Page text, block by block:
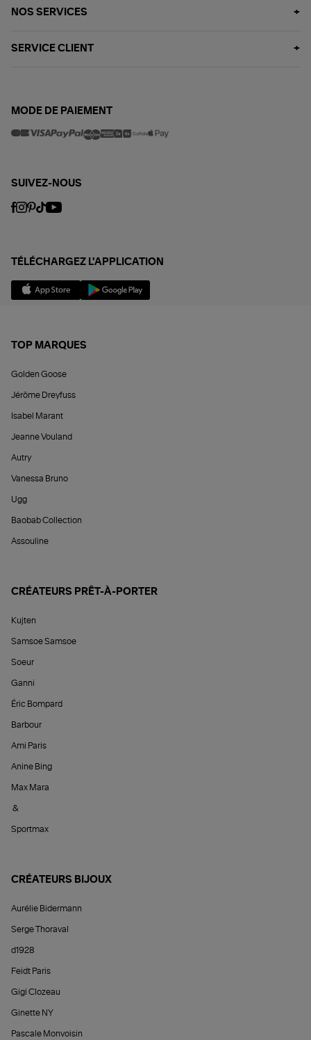
NOS SERVICES
SERVICE CLIENT
MODE DE PAIEMENT
SUIVEZ-NOUS
TÉLÉCHARGEZ L'APPLICATION
TOP MARQUES
Golden Goose
Jérôme Dreyfuss
Isabel Marant
Jeanne Vouland
Autry
Vanessa Bruno
Ugg
Baobab Collection
Assouline
CRÉATEURS PRÊT-À-PORTER
Kujten
Samsoe Samsoe
Soeur
Ganni
Éric Bompard
Barbour
Ami Paris
Anine Bing
Max Mara
&
Sportmax
CRÉATEURS BIJOUX
Aurélie Bidermann
Serge Thoraval
d1928
Feidt Paris
Gigi Clozeau
Ginette NY
Pascale Monvoisin